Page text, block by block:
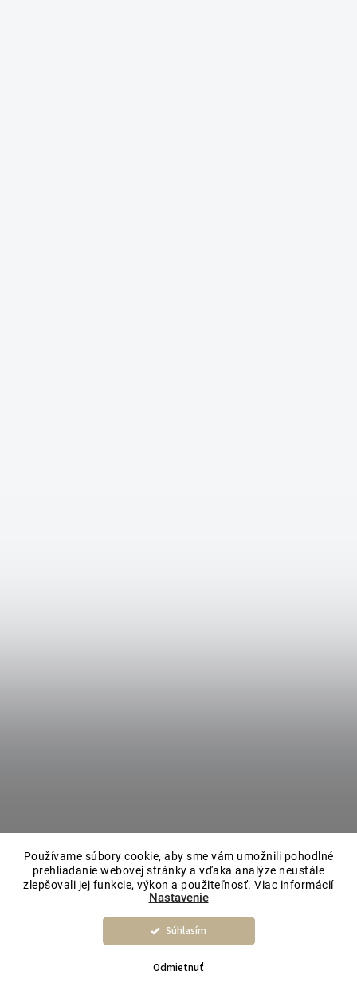
Používame súbory cookie, aby sme vám umožnili pohodlné
prehliadanie webovej stránky a vďaka analýze neustále
zlepšovali jej funkcie, výkon a použiteľnosť.Viac informácií
Nastavenie
Odmietnuť
Súhlasím